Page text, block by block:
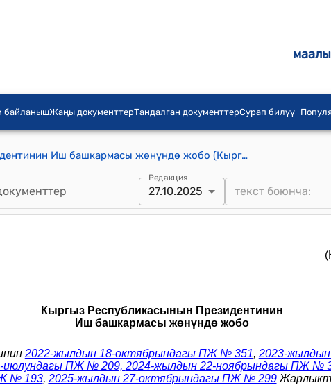
байланышЖаңы документтерТандалган документтерСурап билүү
Кыргыз Республикасынын Президентинин Иш башкармасы жөнүндө жобо (Кыргыз Республикасынын Президентинин 2022-жылдын 18-майындагы ПЖ № 155 Жарлыгына)
Редакция
27.10.2025